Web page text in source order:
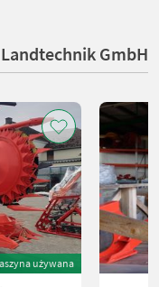
GmbH
używana